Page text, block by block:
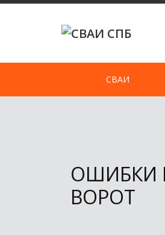
Skip
СВАИ
ОШИБКИ
ВОРОТ